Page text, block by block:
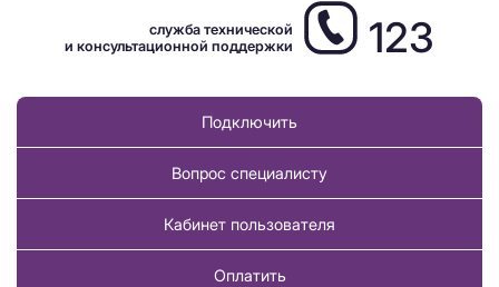
служба технической
и консультационной поддержки
123
Подключить
Вопрос специалисту
Кабинет пользователя
Оплатить